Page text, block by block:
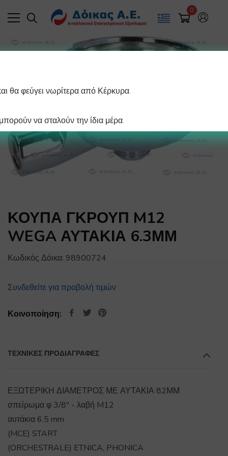
0
ΚΟΥΠΑ ΓΚΡΟΥΠ M12
WEGA ΑΥΤΑΚΙΑ 6.3ΜΜ
Κωδικός Δόικα: 98900724
Συνδεθείτε για προβολή τιμών
Κοινοποίηση:
ΤΕΧΝΙΚΕΣ ΠΡΟΔΙΑΓΡΑΦΕΣ
ΕΞΩΤΕΡΙΚΗ ΔΙΑΜΕΤΡΟΣ ΜΕ ΑΥΤΑΚΙΑ 82ΜΜ
σπείρωμα φ 3/8" - λαβή M12
αυτάκια 6.5 mm
(MCE) START
(ORCHESTRALE) ETNICA, PHONICA
θα φεύγει νωρίτερα από Κέρκυρα.
να σταλούν την ίδια μέρα.